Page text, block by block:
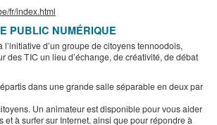
fr/index.html
PUBLIC NUMÉRIQUE
l’initiative d’un groupe de citoyens tennoodois,
des TIC un lieu d’échange, de créativité, de débat
dans une grande salle séparable en deux par
Un animateur est disponible pour vous aider
et à surfer sur Internet, ainsi que pour répondre à